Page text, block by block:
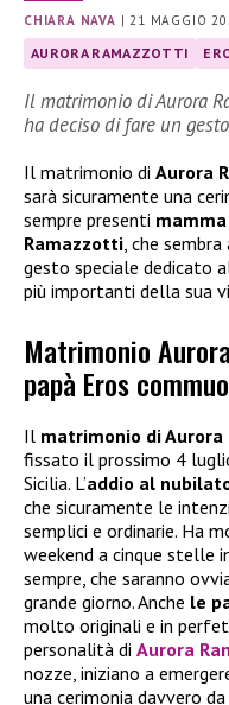
CHIARA NAVA |21 MAGGIO
AURORA RAMAZZOTTI
Il matrimonio di Aurora
ha deciso di fare un
Il matrimonio di Aurora
sarà sicuramente una
sempre presenti
Ramazzotti, che
gesto speciale dedicato
più importanti della sua
Matrimonio
papà Eros
Il matrimonio di
fissato il prossimo 4
Sicilia. L’addio al
che sicuramente le
semplici e ordinarie. Ha
weekend a cinque stelle
sempre, che saranno
grande giorno. Anche le
molto originali e in
personalità di Aurora
nozze, iniziano a
una cerimonia davvero